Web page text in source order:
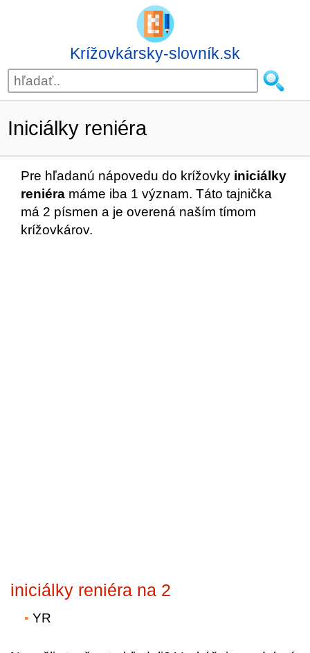
Krížovkársky-slovník.sk
Iniciálky reniéra
Pre hľadanú nápovedu do krížovky iniciálky
reniéra máme iba 1 význam. Táto tajnička
má 2 písmen a je overená naším tímom
krížovkárov.
iniciálky reniéra na 2
YR